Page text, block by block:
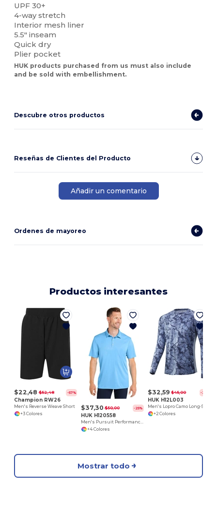
UPF 30+
4-way stretch
Interior mesh liner
5.5" inseam
Quick dry
Plier pocket
HUK products purchased from us must also include
and be sold with embellishment.
Descubre otros productos
Reseñas de Clientes del Producto
Añadir un comentario
Ordenes de mayoreo
Productos interesantes
$22,48 $52,48 -57%
Champion RW26
Men's Reverse Weave Short
+3 Colores
$37,30 $50,00 -25%
HUK H120558
Men's Pursuit Performance Polo
+4 Colores
$32,59 $45,00 -28%
HUK H12L003
+2 Colores
Mostrar todo